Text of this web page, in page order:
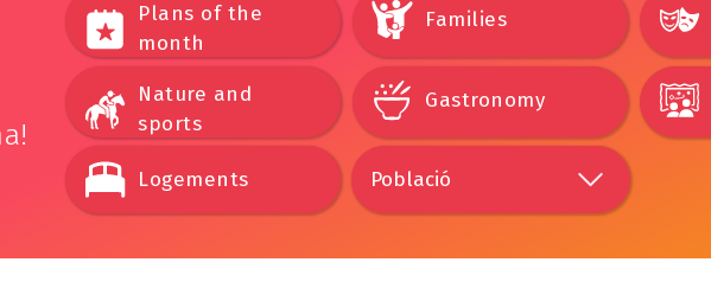
Plans of the
month
Families
Nature and
sports
Gastronomy
Logements